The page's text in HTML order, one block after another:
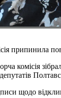
припинила
комісія
щодо